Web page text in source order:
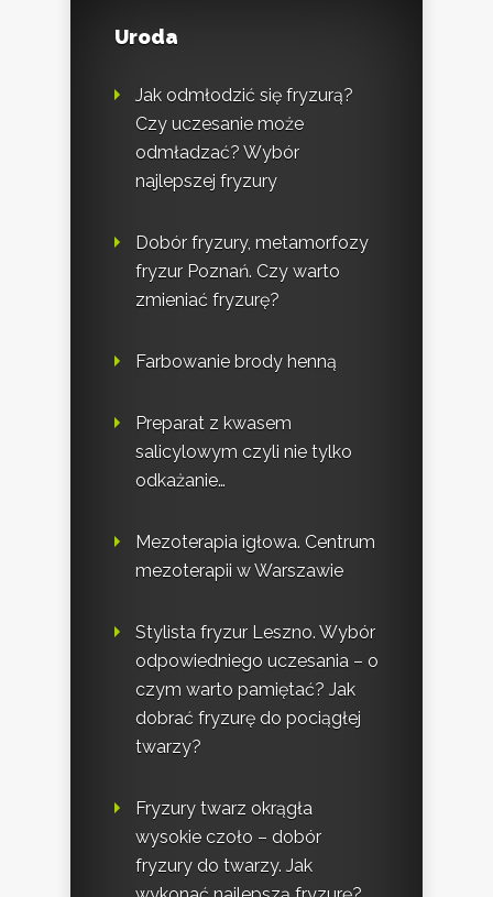
Uroda
Jak odmłodzić się fryzurą?
Czy uczesanie może
odmładzać? Wybór
najlepszej fryzury
Dobór fryzury, metamorfozy
fryzur Poznań. Czy warto
zmieniać fryzurę?
Farbowanie brody henną
Preparat z kwasem
salicylowym czyli nie tylko
odkażanie…
Mezoterapia igłowa. Centrum
mezoterapii w Warszawie
Stylista fryzur Leszno. Wybór
odpowiedniego uczesania – o
czym warto pamiętać? Jak
dobrać fryzurę do pociągłej
twarzy?
Fryzury twarz okrągła
wysokie czoło – dobór
fryzury do twarzy. Jak